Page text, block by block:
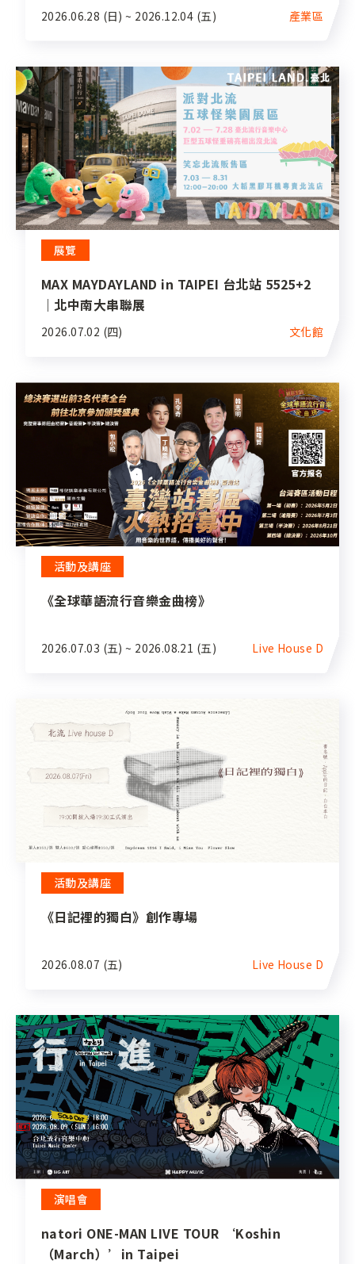
2026.06.28 (日) ~ 2026.12.04 (五) 產業區
展覽
MAX MAYDAYLAND in TAIPEI 台北站 5525+2
｜北中南大串聯展
2026.07.02 (四) 文化館
活動及講座
《全球華語流行音樂金曲榜》
2026.07.03 (五) ~ 2026.08.21 (五) Live House D
活動及講座
《日記裡的獨白》創作專場
2026.08.07 (五) Live House D
演唱會
natori ONE-MAN LIVE TOUR ‘Koshin
（March）’in Taipei